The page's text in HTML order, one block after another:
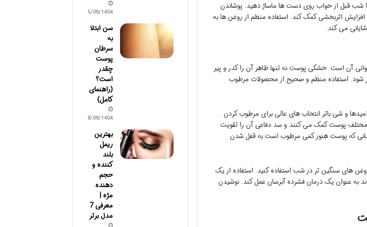
شب قبل از خواب روی دست ها ماساژ دهید. پوشاندن
اثربخشی کمک کند. استفاده منظم از روغن ها به
می کند.
آن است. خشکی پوست نه تنها ظاهر آن را کدر و پیر
شود. استفاده منظم و صحیح از محصولات مرطوب
و شی باتر انتخاب های عالی برای مرطوب کردن
پوست کمک می کنند و سد دفاعی آن را تقویت
که پوست هنوز کمی مرطوب است به قفل شدن
های سنگین تر در شب استفاده کنید. استفاده از یک
به عنوان یک درمان فشرده آبرسان عمل کند. نوشیدن
25/08/1404
سن ابتلا
به
سرطان
پوست
چقدر
است؟
(راهنمای
کامل)
18/08/1404
بهترین
ریمل
بلند
کننده و
حجم
دهنده
مژه |
معرفی 7
مدل برتر